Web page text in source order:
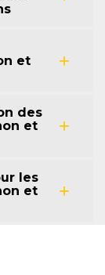
et
des
et
les
et